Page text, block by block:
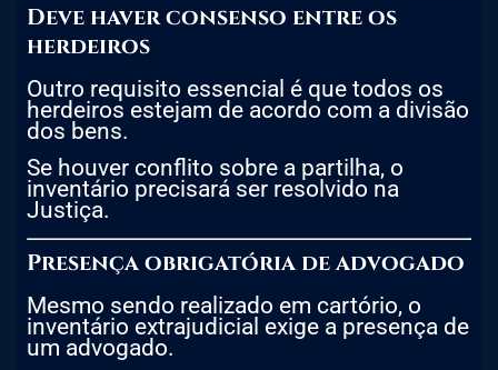
Deve haver consenso entre os
herdeiros
Outro requisito essencial é que todos os
herdeiros estejam de acordo com a divisão
dos bens.
Se houver conflito sobre a partilha, o
inventário precisará ser resolvido na
Justiça.
Presença obrigatória de advogado
Mesmo sendo realizado em cartório, o
inventário extrajudicial exige a presença de
um advogado.